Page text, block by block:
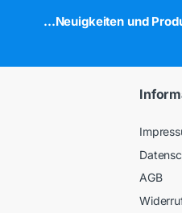
...Neuigkeiten und
AGB